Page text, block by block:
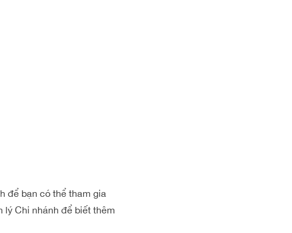
để bạn có thể tham gia
lý Chi nhánh để biết thêm